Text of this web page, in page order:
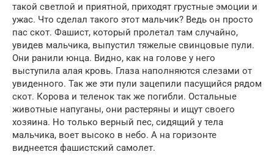
такой светлой и приятной, приходят грустные эмоции и
ужас. Что сделал такого этот мальчик? Ведь он просто
пас скот. Фашист, который пролетал там случайно,
увидев мальчика, выпустил тяжелые свинцовые пули.
Они ранили юнца. Видно, как на голове у него
выступила алая кровь. Глаза наполняются слезами от
увиденного. Так же эти пули зацепили пасущийся рядом
скот. Корова и теленок так же погибли. Остальные
животные напуганы, они растеряны и ищут своего
хозяина. Но только верный пес, сидящий у тела
мальчика, воет высоко в небо. А на горизонте
виднеется фашистский самолет.